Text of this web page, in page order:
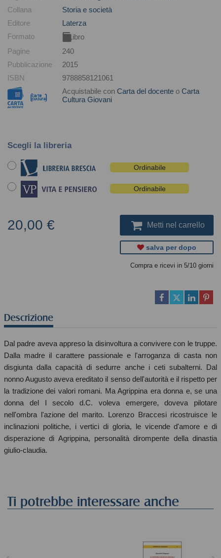
Collana
Storia e società
Editore
Laterza
Formato
Libro
Pagine
240
Pubblicazione
2015
ISBN
9788858121061
Acquistabile con Carta del docente o Carta
Cultura Giovani
Scegli la libreria
Ordinabile
Ordinabile
20,00 € Metti nel carrello
salva per dopo
Compra e ricevi in 5/10 giorni
Descrizione
Dal padre aveva appreso la disinvoltura a convivere con le truppe.
Dalla madre il carattere passionale e l'arroganza di casta non
disgiunta dalla capacità di sedurre anche i ceti subalterni. Dal
nonno Augusto aveva ereditato il senso dell'autorità e il rispetto per
la tradizione dei valori romani. Ma Agrippina era donna e, se una
donna del I secolo d.C. voleva emergere, doveva pilotare
nell'ombra l'azione del marito. Lorenzo Braccesi ricostruisce le
inclinazioni politiche, i vertici di gloria, le vicende d'amore e di
disperazione di Agrippina, personalità dirompente della dinastia
giulio-claudia.
Ti potrebbe interessare anche